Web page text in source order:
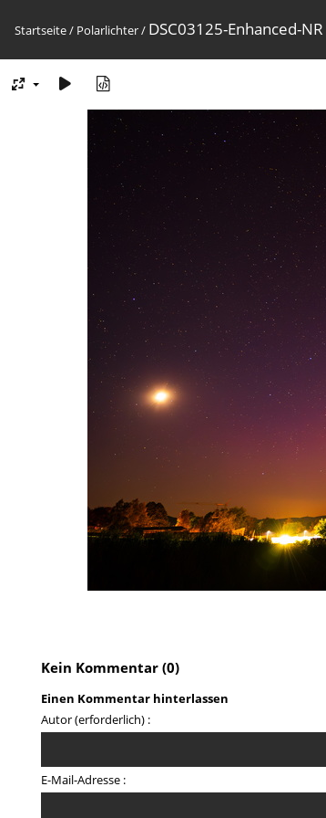
Startseite/ Polarlichter/ DSC03125-Enhanced-NR
Kein Kommentar (0)
Einen Kommentar hinterlassen
Autor (erforderlich) :
E-Mail-Adresse :